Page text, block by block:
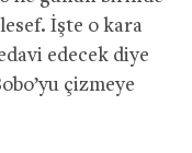
İşte o kara
edecek diye
çizmeye